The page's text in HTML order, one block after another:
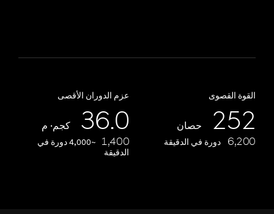
القوة القصوى
252 حصان
6,200 دورة في الدقيقة
عزم الدوران الأقصى
36.0 كجم· م
1,400
~4,000 دورة في
الدقيقة